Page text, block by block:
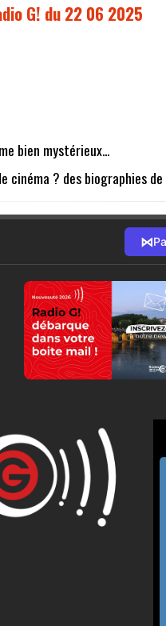
G! du 22 06 2025
bien mystérieux...
cinéma ? des biographies
⋈